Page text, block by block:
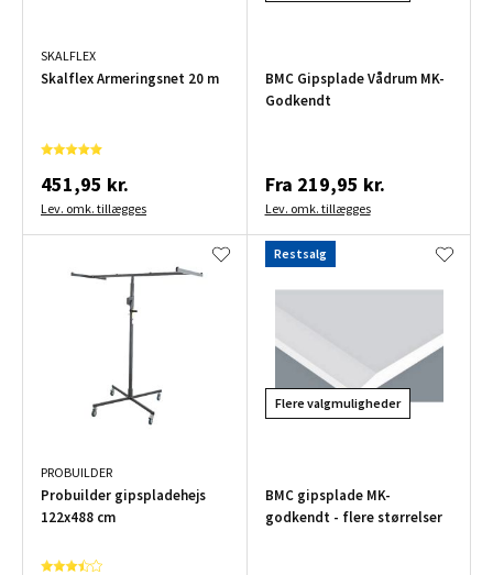
SKALFLEX
Skalflex Armeringsnet 20 m
451,95 kr.
Lev. omk. tillægges
BMC Gipsplade Vådrum MK-
Godkendt
Fra 219,95 kr.
Lev. omk. tillægges
PROBUILDER
Probuilder gipspladehejs
122x488 cm
Restsalg
Flere valgmuligheder
BMC gipsplade MK-
godkendt - flere størrelser